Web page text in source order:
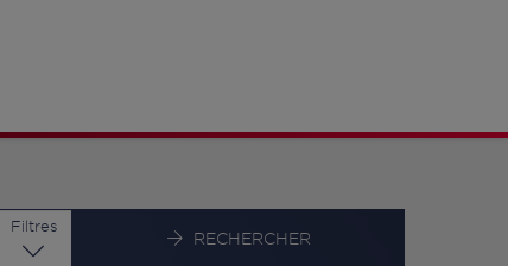
Filtres
RECHERCHER